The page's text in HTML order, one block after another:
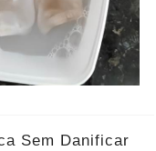
Sem Danificar